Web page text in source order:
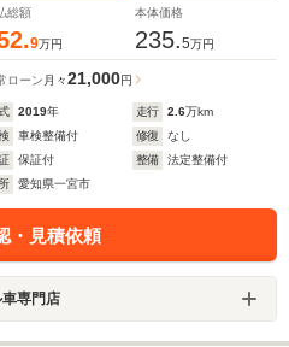
ル
総額
9万円
本体価格
235.5万円
ローン 月々21,000円
2019年 走行 2.6万km
車検整備付 修復
なし
保証付 整備
法定整備付
愛知県一宮市
・見積依頼
専門店